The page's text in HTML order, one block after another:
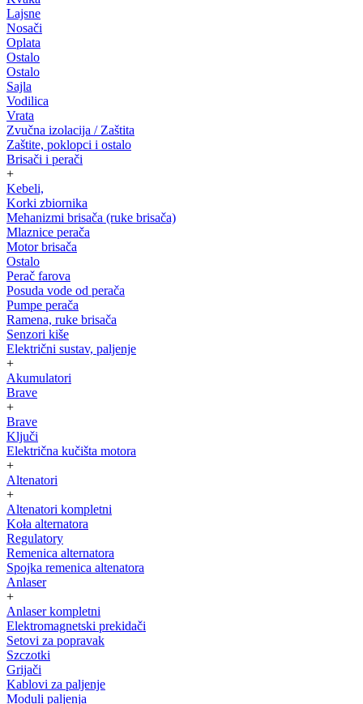
Lajsne
Nosači
Oplata
Ostalo
Ostalo
Sajla
Vodilica
Vrata
Zvučna izolacija / Zaštita
Zaštite, poklopci i ostalo
Brisači i perači
+
Kebeli,
Korki zbiornika
Mehanizmi brisača (ruke brisača)
Mlaznice perača
Motor brisača
Ostalo
Perač farova
Posuda vode od perača
Pumpe perača
Ramena, ruke brisača
Senzori kiše
Električni sustav, paljenje
+
Akumulatori
Brave
+
Brave
Ključi
Električna kučišta motora
+
Altenatori
+
Altenatori kompletni
Koła alternatora
Regulatory
Remenica alternatora
Spojka remenica altenatora
Anlaser
+
Anlaser kompletni
Elektromagnetski prekidači
Setovi za popravak
Szczotki
Grijači
Kablovi za paljenje
Moduli paljenja